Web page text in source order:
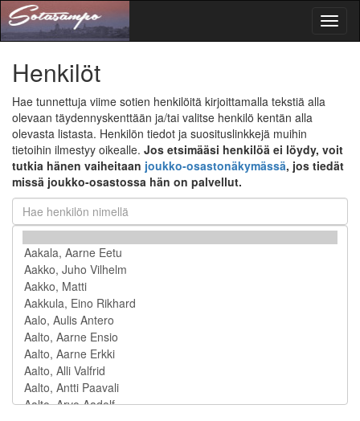
Henkilöt
Hae tunnettuja viime sotien henkilöitä kirjoittamalla tekstiä alla
olevaan täydennyskenttään ja/tai valitse henkilö kentän alla
olevasta listasta. Henkilön tiedot ja suosituslinkkejä muihin
tietoihin ilmestyy oikealle. Jos etsimääsi henkilöä ei löydy, voit
tutkia hänen vaiheitaan joukko-osastonäkymässä, jos tiedät
missä joukko-osastossa hän on palvellut.